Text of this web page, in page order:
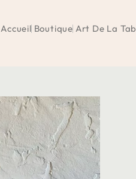
Accueil Boutique Art De La